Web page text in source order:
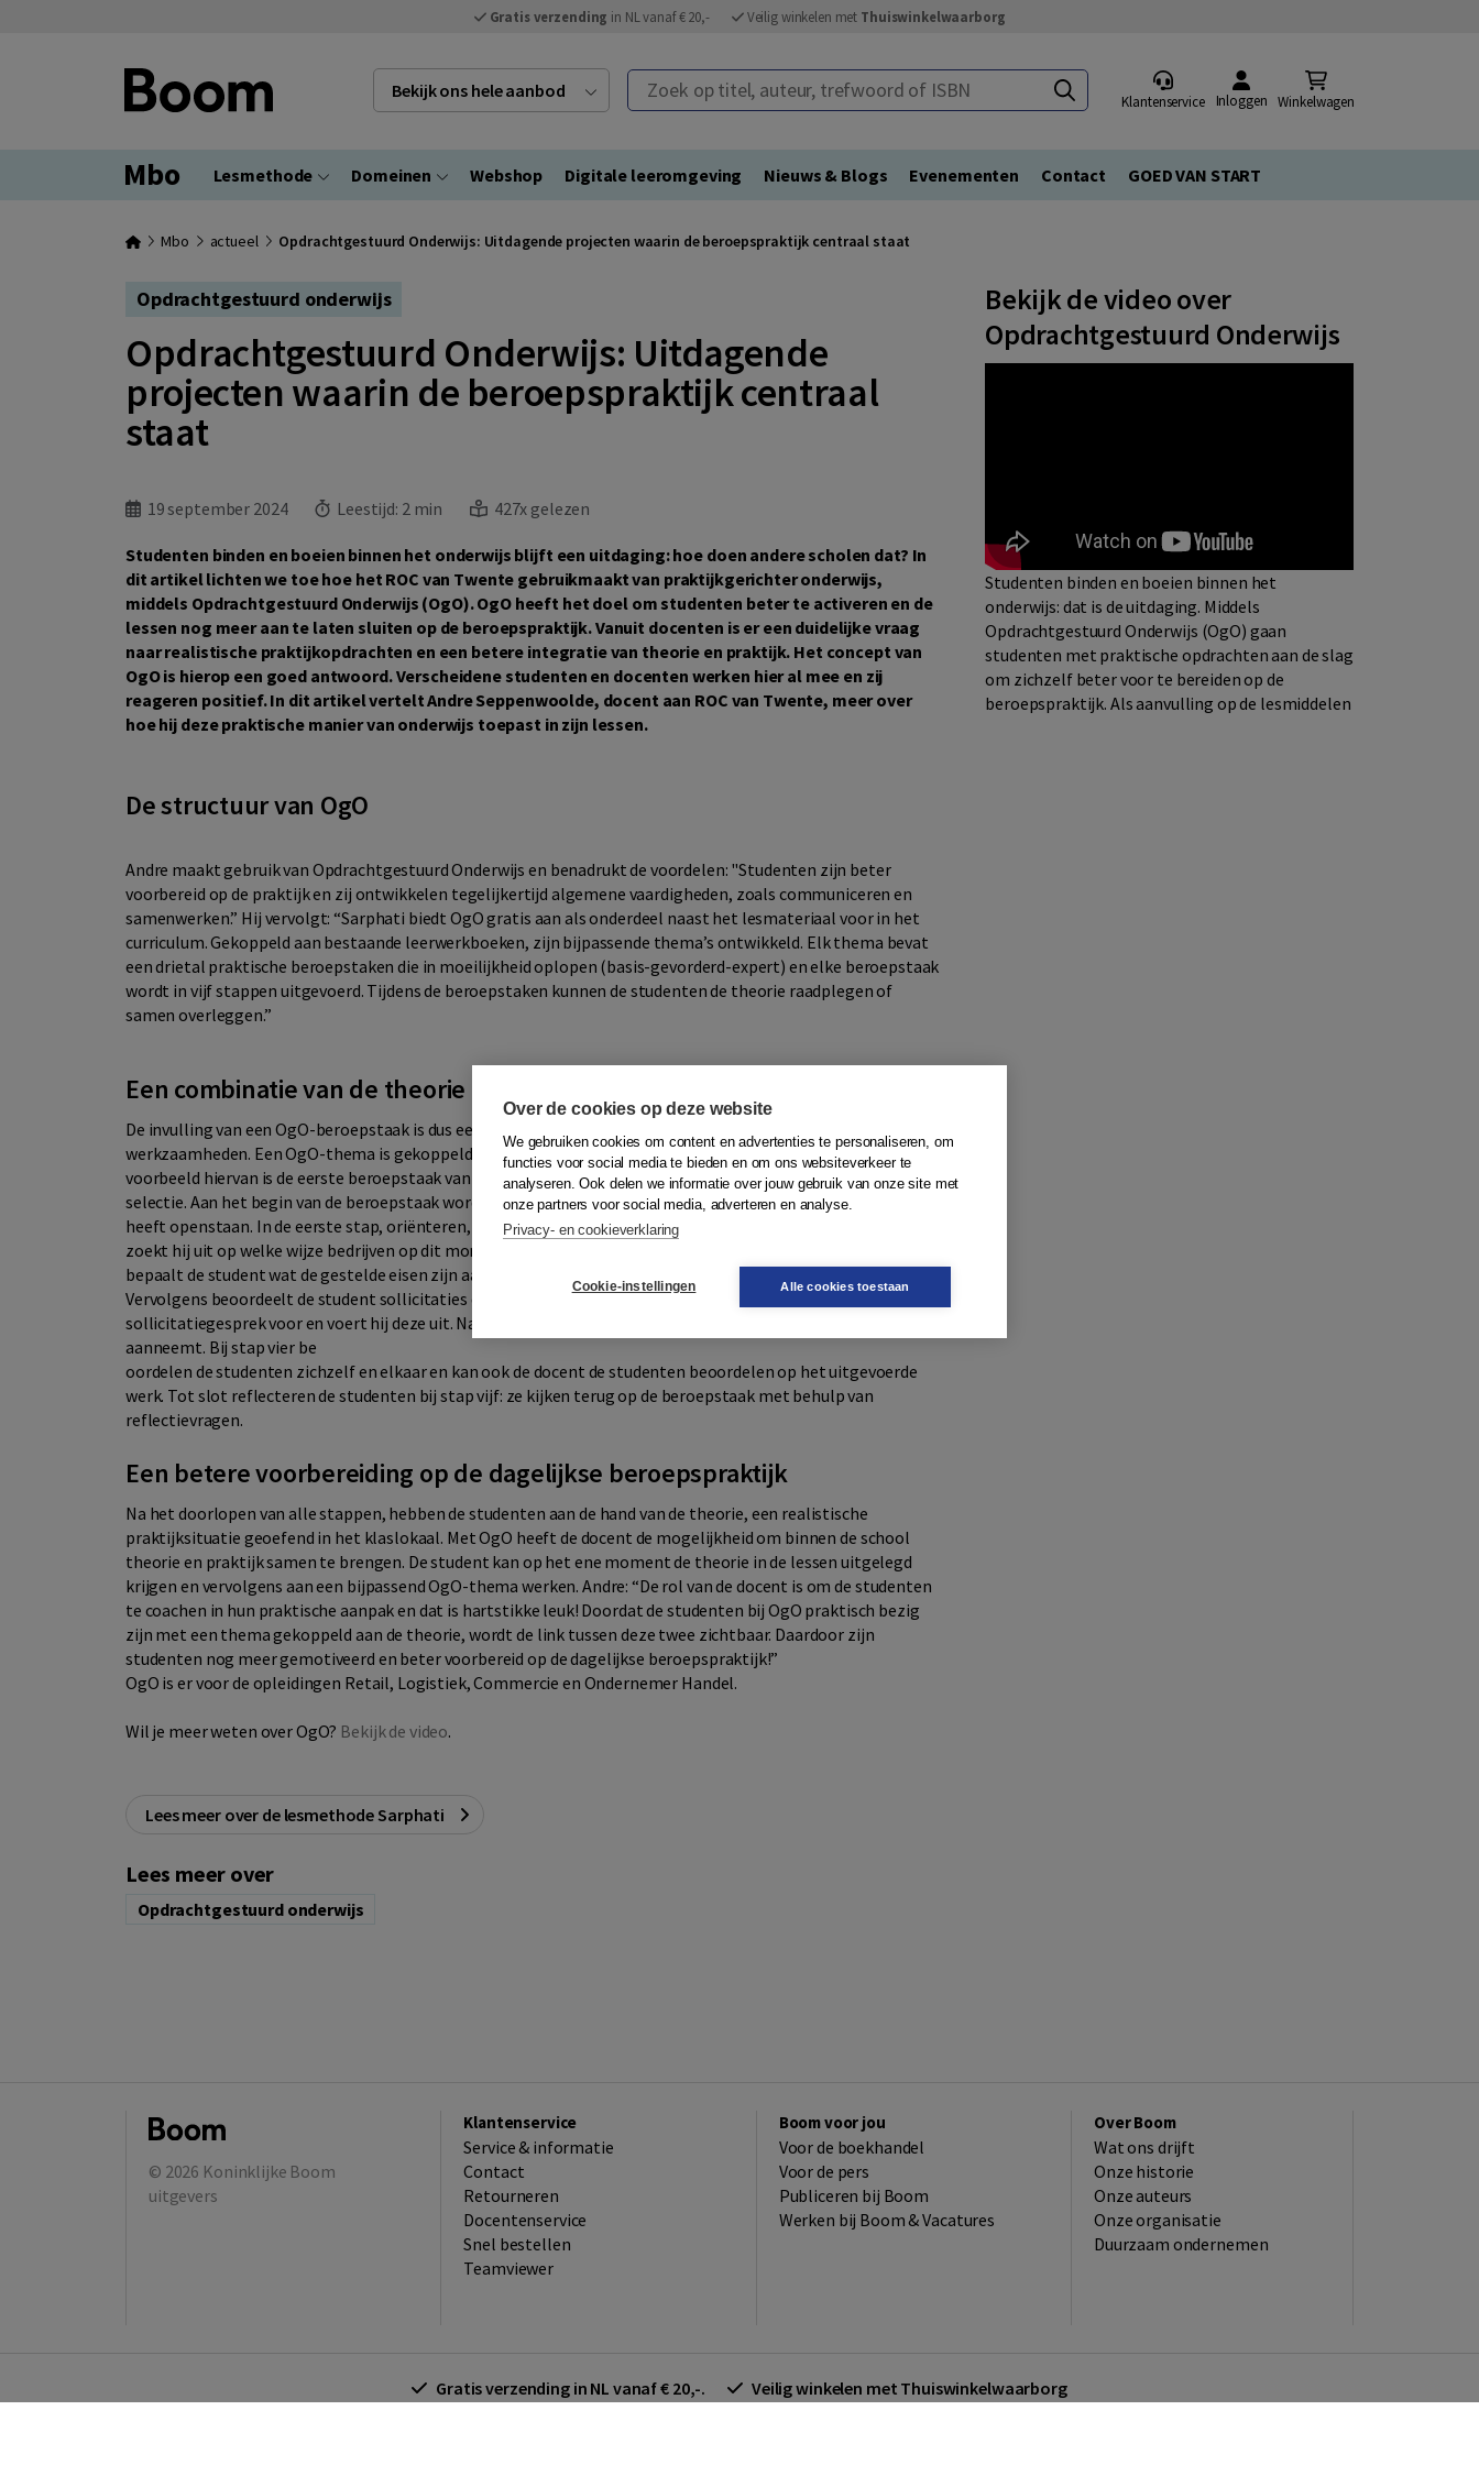
Gratis verzending in NL vanaf € 20,- Veilig winkelen met Thuiswinkelwaarborg
Bekijk ons hele aanbod Zoek op titel, auteur, trefwoord of ISBN
Klantenservice Inloggen Winkelwagen
Mbo Lesmethode Domeinen Webshop Digitale leeromgeving Nieuws & Blogs Evenementen Contact GOED VAN START
Mbo actueel Opdrachtgestuurd Onderwijs: Uitdagende projecten waarin de beroepspraktijk centraal staat
Opdrachtgestuurd onderwijs
Opdrachtgestuurd Onderwijs: Uitdagende
projecten waarin de beroepspraktijk centraal
staat
19 september 2024 Leestijd: 2 min 427x gelezen
Studenten binden en boeien binnen het onderwijs blijft een uitdaging: hoe doen andere scholen dat? In
dit artikel lichten we toe hoe het ROC van Twente gebruikmaakt van praktijkgerichter onderwijs,
middels Opdrachtgestuurd Onderwijs (OgO). OgO heeft het doel om studenten beter te activeren en de
lessen nog meer aan te laten sluiten op de beroepspraktijk. Vanuit docenten is er een duidelijke vraag
naar realistische praktijkopdrachten en een betere integratie van theorie en praktijk. Het concept van
OgO is hierop een goed antwoord. Verscheidene studenten en docenten werken hier al mee en zij
reageren positief. In dit artikel vertelt Andre Seppenwoolde, docent aan ROC van Twente, meer over
hoe hij deze praktische manier van onderwijs toepast in zijn lessen.
De structuur van OgO
Andre maakt gebruik van Opdrachtgestuurd Onderwijs en benadrukt de voordelen: "Studenten zijn beter
voorbereid op de praktijk en zij ontwikkelen tegelijkertijd algemene vaardigheden, zoals communiceren en
samenwerken.” Hij vervolgt: “Sarphati biedt OgO gratis aan als onderdeel naast het lesmateriaal voor in het
curriculum. Gekoppeld aan bestaande leerwerkboeken, zijn bijpassende thema’s ontwikkeld. Elk thema bevat
een drietal praktische beroepstaken die in moeilijkheid oplopen (basis-gevorderd-expert) en elke beroepstaak
wordt in vijf stappen uitgevoerd. Tijdens de beroepstaken kunnen de studenten de theorie raadplegen of
samen overleggen.”
Een combinatie van de theorie en praktijk
De invulling van een OgO-beroepstaak is dus een combinatie van de theorie en de praktijk van dagelijkse
werkzaamheden. Een OgO-thema is gekoppeld aan de bijbehorende theorie van een leerwerkboek. Een
voorbeeld hiervan is de eerste beroepstaak van het OgO-thema Personeelsmanagement, getiteld Werving en
selectie. Aan het begin van de beroepstaak wordt er een situatie geschetst van een bedrijf dat een vacature
heeft openstaan. In de eerste stap, oriënteren, kijkt de student naar zijn eigen ervaringen met solliciteren en
zoekt hij uit op welke wijze bedrijven op dit moment vacatures kenbaar maken. Bij stap twee, voorbereiden,
bepaalt de student wat de gestelde eisen zijn aan het aan te nemen personeel en stelt hij een vacature op.
Vervolgens beoordeelt de student sollicitaties die binnenkomen. In stap drie, uitvoeren, bereidt de student een
sollicitatiegesprek voor en voert hij deze uit. Na het gesprek motiveert de student welke kandidaat hij
aanneemt. Bij stap vier be
oordelen de studenten zichzelf en elkaar en kan ook de docent de studenten beoordelen op het uitgevoerde
werk. Tot slot reflecteren de studenten bij stap vijf: ze kijken terug op de beroepstaak met behulp van
reflectievragen.
Een betere voorbereiding op de dagelijkse beroepspraktijk
Na het doorlopen van alle stappen, hebben de studenten aan de hand van de theorie, een realistische
praktijksituatie geoefend in het klaslokaal. Met OgO heeft de docent de mogelijkheid om binnen de school
theorie en praktijk samen te brengen. De student kan op het ene moment de theorie in de lessen uitgelegd
krijgen en vervolgens aan een bijpassend OgO-thema werken. Andre: “De rol van de docent is om de studenten
te coachen in hun praktische aanpak en dat is hartstikke leuk! Doordat de studenten bij OgO praktisch bezig
zijn met een thema gekoppeld aan de theorie, wordt de link tussen deze twee zichtbaar. Daardoor zijn
studenten nog meer gemotiveerd en beter voorbereid op de dagelijkse beroepspraktijk!”
OgO is er voor de opleidingen Retail, Logistiek, Commercie en Ondernemer Handel.
Wil je meer weten over OgO? Bekijk de video.
Lees meer over de lesmethode Sarphati
Lees meer over
Opdrachtgestuurd onderwijs
Bekijk de video over
Opdrachtgestuurd Onderwijs
Studenten binden en boeien binnen het
onderwijs: dat is de uitdaging. Middels
Opdrachtgestuurd Onderwijs (OgO) gaan
studenten met praktische opdrachten aan de slag
om zichzelf beter voor te bereiden op de
beroepspraktijk. Als aanvulling op de lesmiddelen
© 2026 Koninklijke Boom
uitgevers
Klantenservice
Service & informatie
Contact
Retourneren
Docentenservice
Snel bestellen
Teamviewer
Boom voor jou
Voor de boekhandel
Voor de pers
Publiceren bij Boom
Werken bij Boom & Vacatures
Over Boom
Wat ons drijft
Onze historie
Onze auteurs
Onze organisatie
Duurzaam ondernemen
Gratis verzending in NL vanaf € 20,-. Veilig winkelen met Thuiswinkelwaarborg
Over de cookies op deze website
We gebruiken cookies om content en advertenties te personaliseren, om
functies voor social media te bieden en om ons websiteverkeer te
analyseren. Ook delen we informatie over jouw gebruik van onze site met
onze partners voor social media, adverteren en analyse.
Privacy- en cookieverklaring
Cookie-instellingen Alle cookies toestaan